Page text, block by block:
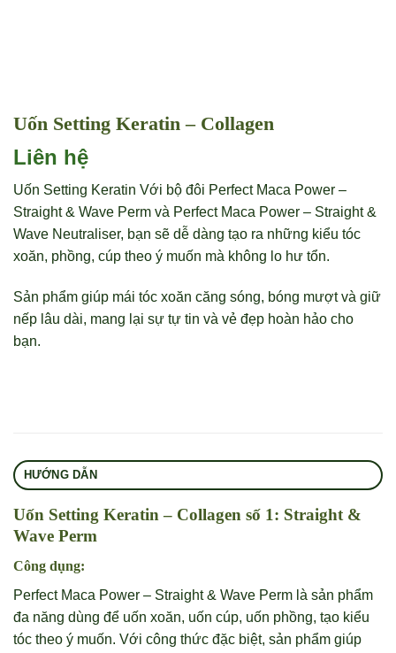
Uốn Setting Keratin – Collagen
Liên hệ
Uốn Setting Keratin Với bộ đôi Perfect Maca Power –
Straight & Wave Perm và Perfect Maca Power – Straight &
Wave Neutraliser, bạn sẽ dễ dàng tạo ra những kiểu tóc
xoăn, phồng, cúp theo ý muốn mà không lo hư tổn.
Sản phẩm giúp mái tóc xoăn căng sóng, bóng mượt và giữ
nếp lâu dài, mang lại sự tự tin và vẻ đẹp hoàn hảo cho
bạn.
HƯỚNG DẪN
Uốn Setting Keratin – Collagen số 1: Straight &
Wave Perm
Công dụng:
Perfect Maca Power – Straight & Wave Perm là sản phẩm
đa năng dùng để uốn xoăn, uốn cúp, uốn phồng, tạo kiểu
tóc theo ý muốn. Với công thức đặc biệt, sản phẩm giúp